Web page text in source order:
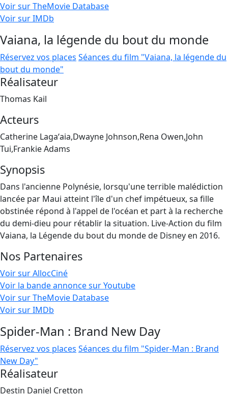
Voir sur TheMovie Database
Voir sur IMDb
Vaiana, la légende du bout du monde
Réservez vos places Séances du film "Vaiana, la légende du
bout du monde"
Réalisateur
Thomas Kail
Acteurs
Catherine Lagaʻaia,Dwayne Johnson,Rena Owen,John
Tui,Frankie Adams
Synopsis
Dans l'ancienne Polynésie, lorsqu'une terrible malédiction
lancée par Maui atteint l'île d'un chef impétueux, sa fille
obstinée répond à l'appel de l'océan et part à la recherche
du demi-dieu pour rétablir la situation. Live-Action du film
Vaiana, la Légende du bout du monde de Disney en 2016.
Nos Partenaires
Voir sur AllocCiné
Voir la bande annonce sur Youtube
Voir sur TheMovie Database
Voir sur IMDb
Spider-Man : Brand New Day
Réservez vos places Séances du film "Spider-Man : Brand
New Day"
Réalisateur
Destin Daniel Cretton